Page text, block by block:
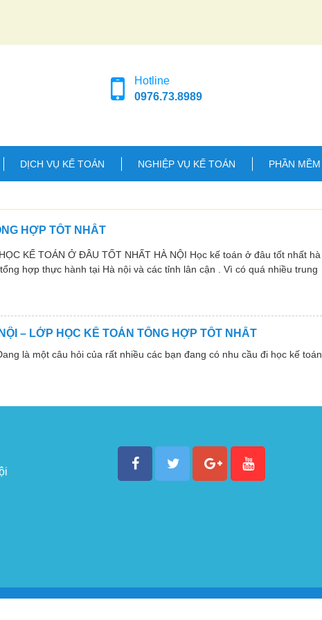
Hotline
0976.73.8989
DỊCH VỤ KẾ TOÁN NGHIỆP VỤ KẾ TOÁN PHẦN MỀM
HỢP TỐT NHẤT
HỌC KẾ TOÁN Ở ĐÂU TỐT NHẤT HÀ NỘI Học kế toán ở đâu tốt nhất hà
hợp thực hành tại Hà nội và các tỉnh lân cận . Vì có quá nhiều trung
– LỚP HỌC KẾ TOÁN TỔNG HỢP TỐT NHẤT
là một câu hỏi của rất nhiều các bạn đang có nhu cầu đi học kế toán